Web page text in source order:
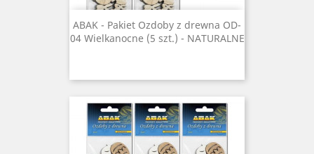
ABAK - Pakiet Ozdoby z drewna OD-
04 Wielkanocne (5 szt.) - NATURALNE